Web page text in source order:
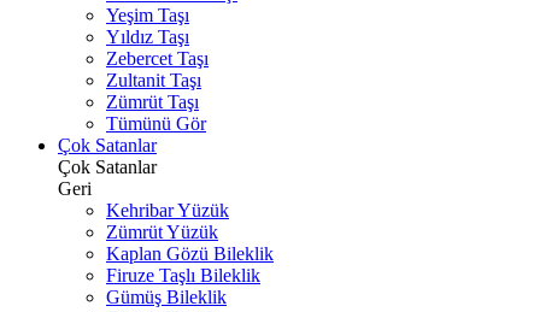
Yeşim Taşı
Yıldız Taşı
Zebercet Taşı
Zultanit Taşı
Zümrüt Taşı
Tümünü Gör
Çok Satanlar
Çok Satanlar
Geri
Kehribar Yüzük
Zümrüt Yüzük
Kaplan Gözü Bileklik
Firuze Taşlı Bileklik
Gümüş Bileklik